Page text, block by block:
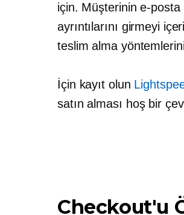
için. Müşterinin e-
ayrıntılarını girmeyi
teslim alma
İçin kayıt olun
satın alması hoş bir
Checkout'u